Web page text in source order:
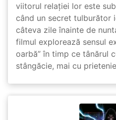
viitorul relației lor este
când un secret tulburător
câteva zile înainte de
filmul explorează sensul
oarbă” în timp ce tânărul
stângăcie, mai cu